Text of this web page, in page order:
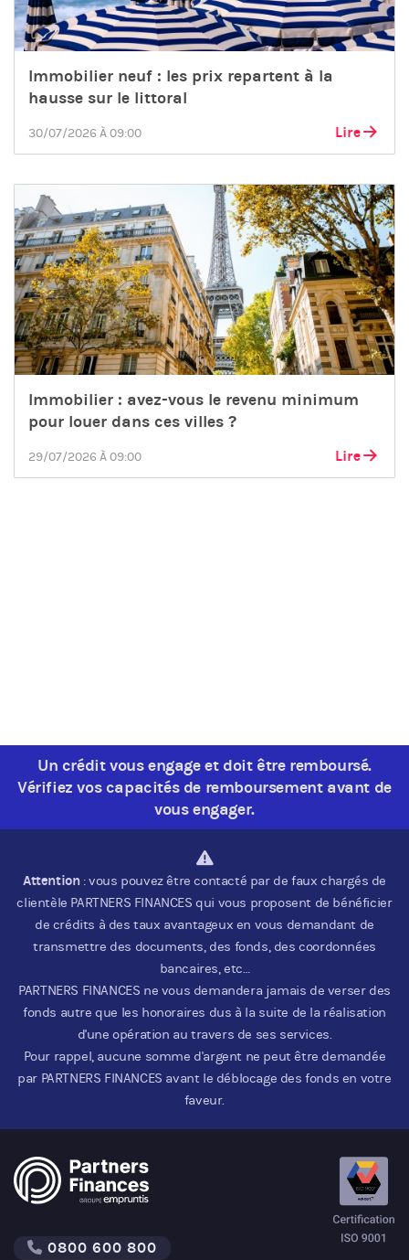
Immobilier neuf : les prix repartent à la
hausse sur le littoral
30/07/2026 À 09:00 Lire
Immobilier : avez-vous le revenu minimum
pour louer dans ces villes ?
29/07/2026 À 09:00 Lire
Un crédit vous engage et doit être remboursé.
Vérifiez vos capacités de remboursement avant de
vous engager.
Attention: vous pouvez être contacté par de faux chargés de
clientèle PARTNERS FINANCES qui vous proposent de bénéficier
de crédits à des taux avantageux en vous demandant de
transmettre des documents, des fonds, des coordonnées
bancaires, etc…
PARTNERS FINANCES ne vous demandera jamais de verser des
fonds autre que les honoraires dus à la suite de la réalisation
d'une opération au travers de ses services.
Pour rappel, aucune somme d'argent ne peut être demandée
par PARTNERS FINANCES avant le déblocage des fonds en votre
faveur.
0800 600 800